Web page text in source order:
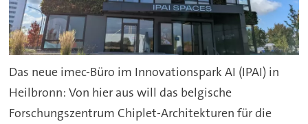
Das neue imec-Büro im Innovationspark AI (IPAI) in
Heilbronn: Von hier aus will das belgische
Forschungszentrum Chiplet-Architekturen für die